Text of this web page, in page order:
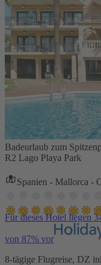
Badeurlaub zum
R2 Lago Playa Park
Spanien - Mallorca -
Für dieses Hotel liegen
von 87% vor
8-tägige Flugreise, DZ